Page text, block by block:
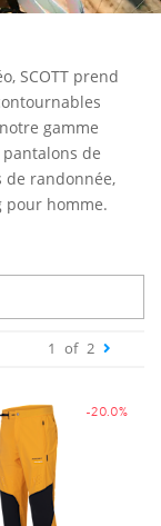
SCOTT prend
gamme
de
de randonnée,
pour homme.
1 of 2
-20.0%